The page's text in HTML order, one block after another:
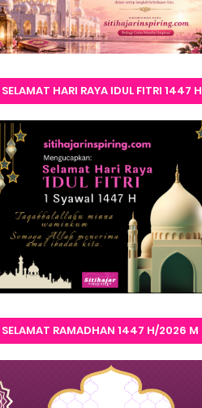
SELAMAT HARI RAYA IDUL FITRI 1447 H
SELAMAT RAMADHAN 1447 H/2026 M